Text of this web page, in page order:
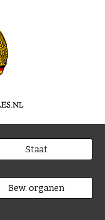
Staat
Bew. organen